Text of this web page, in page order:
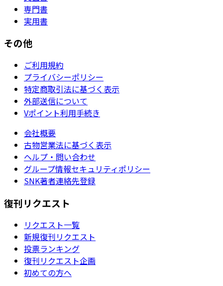
専門書
実用書
その他
ご利用規約
プライバシーポリシー
特定商取引法に基づく表示
外部送信について
Vポイント利用手続き
会社概要
古物営業法に基づく表示
ヘルプ・問い合わせ
グループ情報セキュリティポリシー
SNK著者連絡先登録
復刊リクエスト
リクエスト一覧
新規復刊リクエスト
投票ランキング
復刊リクエスト企画
初めての方へ